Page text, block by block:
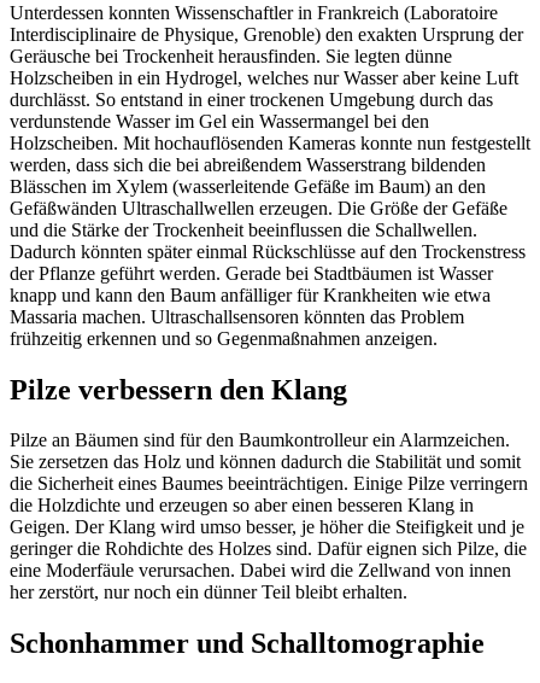
Unterdessen konnten Wissenschaftler in Frankreich (Laboratoire
Interdisciplinaire de Physique, Grenoble) den exakten Ursprung der
Geräusche bei Trockenheit herausfinden. Sie legten dünne
Holzscheiben in ein Hydrogel, welches nur Wasser aber keine Luft
durchlässt. So entstand in einer trockenen Umgebung durch das
verdunstende Wasser im Gel ein Wassermangel bei den
Holzscheiben. Mit hochauflösenden Kameras konnte nun festgestellt
werden, dass sich die bei abreißendem Wasserstrang bildenden
Blässchen im Xylem (wasserleitende Gefäße im Baum) an den
Gefäßwänden Ultraschallwellen erzeugen. Die Größe der Gefäße
und die Stärke der Trockenheit beeinflussen die Schallwellen.
Dadurch könnten später einmal Rückschlüsse auf den Trockenstress
der Pflanze geführt werden. Gerade bei Stadtbäumen ist Wasser
knapp und kann den Baum anfälliger für Krankheiten wie etwa
Massaria machen. Ultraschallsensoren könnten das Problem
frühzeitig erkennen und so Gegenmaßnahmen anzeigen.
Pilze verbessern den Klang
Pilze an Bäumen sind für den Baumkontrolleur ein Alarmzeichen.
Sie zersetzen das Holz und können dadurch die Stabilität und somit
die Sicherheit eines Baumes beeinträchtigen. Einige Pilze verringern
die Holzdichte und erzeugen so aber einen besseren Klang in
Geigen. Der Klang wird umso besser, je höher die Steifigkeit und je
geringer die Rohdichte des Holzes sind. Dafür eignen sich Pilze, die
eine Moderfäule verursachen. Dabei wird die Zellwand von innen
her zerstört, nur noch ein dünner Teil bleibt erhalten.
Schonhammer und Schalltomographie